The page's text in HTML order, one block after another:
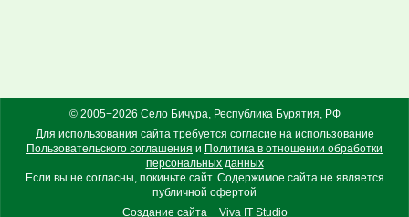
© 2005−2026 Село Бичура, Республика Бурятия, РФ
Для использования сайта требуется согласие на использование
Пользовательского соглашения и Политика в отношении обработки
персональных данных
Если вы не согласны, покиньте сайт. Содержимое сайта не является
публичной офертой
Создание сайта
Viva IT Studio